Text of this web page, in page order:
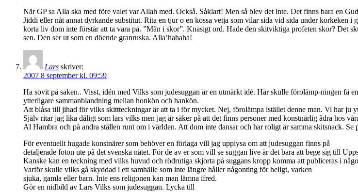
När GP sa Alla ska med före valet var Allah med. Också. Såklart! Men så blev det inte. Det finns bara en
Jiddi eller nåt annat dyrkande substitut. Rita en tjur o en kossa vetja som vilar sida vid sida under korkeken
korta liv dom inte förstår att ta vara på. ”Män i skor”. Knasigt ord. Hade den skitviktiga profeten skor? Det
sen. Den ser ut som en döende granruska. Alla’hahaha!
Lars skriver:
2007 8 september kl. 09:59
Ha sovit på saken.. Visst, idén med Vilks som judesuggan är en utmärkt idé. Här skulle förolämp-ningen få
ytterligare sammanblandning mellan honkön och hankön.
Att blåsa till jihad för vilks skittteckningar är att ta i för mycket. Nej, förolämpa istället denne man. Vi har ju
Själv ritar jag lika dåligt som lars vilks men jag är säker på att det finns personer med konstnärlig ådra hos
Al Hambra och på andra ställen runt om i världen. Att dom inte dansar och har roligt är samma skitsnack.
För eventuellt hugade konstnärer som behöver en förlaga vill jag upplysa om att judesuggan finns på
detaljerade foton ute på det svenska nätet. För de av er som vill se suggan live är det bara att bege sig till
Kanske kan en teckning med vilks huvud och rödrutiga skjorta på suggans kropp komma att publiceras i
Varför skulle vilks gå skyddad i ett samhälle som inte längre håller någonting för heligt, varken
sjuka, gamla eller barn. Inte ens religonen kan man lämna ifred.
Gör en nidbild av Lars Vilks som judesuggan. Lycka till